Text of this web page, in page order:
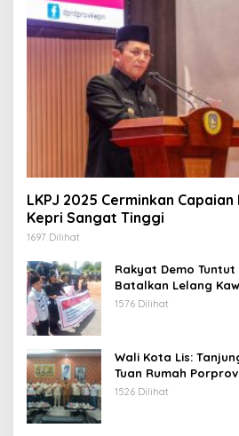
LKPJ 2025 Cerminkan
Kepri Sangat Tinggi
1697 Dilihat
Rakyat Demo
Batalkan Lelang
1576 Dilihat
Wali Kota Lis:
Tuan Rumah
1526 Dilihat